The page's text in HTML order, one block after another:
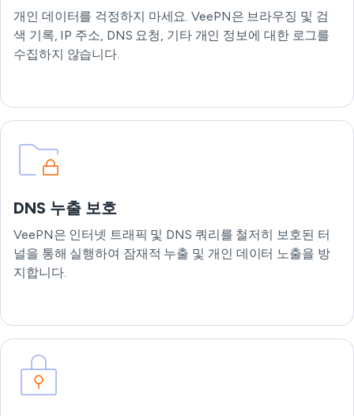
개인 데이터를 걱정하지 마세요. VeePN은 브라우징 및 검
색 기록, IP 주소, DNS 요청, 기타 개인 정보에 대한 로그를
수집하지 않습니다.
DNS 누출 보호
VeePN은 인터넷 트래픽 및 DNS 쿼리를 철저히 보호된 터
널을 통해 실행하여 잠재적 누출 및 개인 데이터 노출을 방
지합니다.